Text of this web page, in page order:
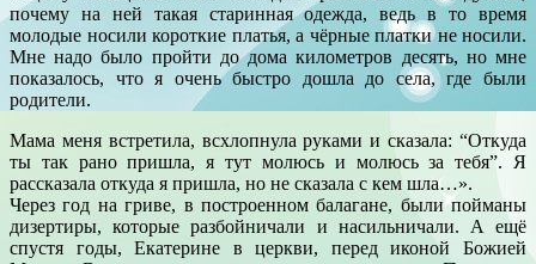
почему на ней такая старинная одежда, ведь в то время
молодые носили короткие платья, а чёрные платки не носили.
Мне надо было пройти до дома километров десять, но мне
показалось, что я очень быстро дошла до села, где были
родители.
Мама меня встретила, всхлопнула руками и сказала: “Откуда
ты так рано пришла, я тут молюсь и молюсь за тебя”. Я
рассказала откуда я пришла, но не сказала с кем шла…».
Через год на гриве, в построенном балагане, были пойманы
дизертиры, которые разбойничали и насильничали. А ещё
спустя годы, Екатерине в церкви, перед иконой Божией